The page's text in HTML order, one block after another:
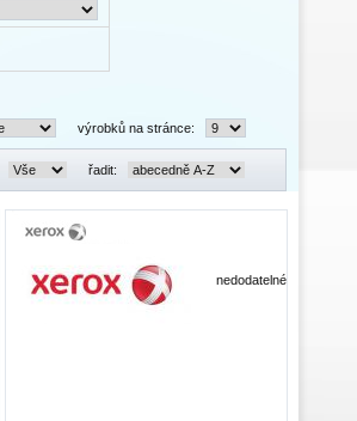
výrobků na stránce:
řadit:
nedodatelné